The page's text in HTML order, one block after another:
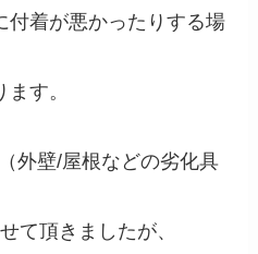
付着が悪かったりする場
す。
外壁/屋根などの劣化具
て頂きましたが、